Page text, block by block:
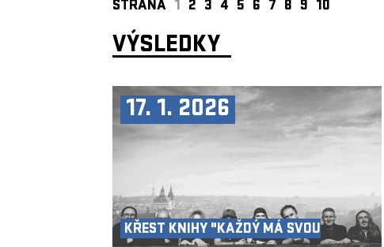
STRANA 1 2 3 4 5 6 7 8 9 10
VÝSLEDKY
17. 1. 2026
KŘEST KNIHY "KAŽDÝ MÁ SVOU